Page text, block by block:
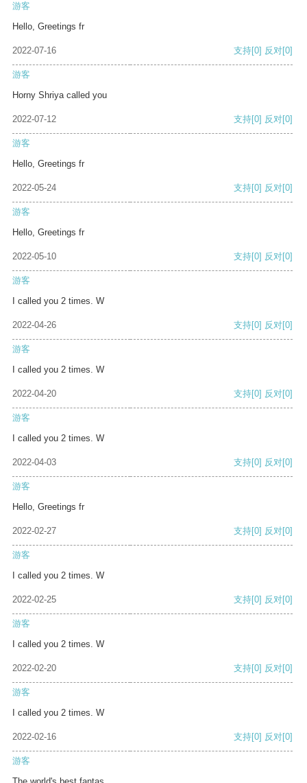
游客
Hello, Greetings fr
2022-07-16 支持[0] 反对[0]
游客
Horny Shriya called you
2022-07-12 支持[0] 反对[0]
游客
Hello, Greetings fr
2022-05-24 支持[0] 反对[0]
游客
Hello, Greetings fr
2022-05-10 支持[0] 反对[0]
游客
I called you 2 times. W
2022-04-26 支持[0] 反对[0]
游客
I called you 2 times. W
2022-04-20 支持[0] 反对[0]
游客
I called you 2 times. W
2022-04-03 支持[0] 反对[0]
游客
Hello, Greetings fr
2022-02-27 支持[0] 反对[0]
游客
I called you 2 times. W
2022-02-25 支持[0] 反对[0]
游客
I called you 2 times. W
2022-02-20 支持[0] 反对[0]
游客
I called you 2 times. W
2022-02-16 支持[0] 反对[0]
游客